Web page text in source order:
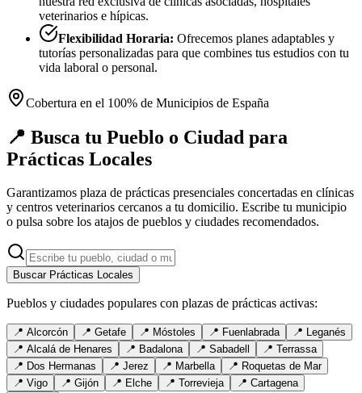
veterinarios e hípicas.
Flexibilidad Horaria: Ofrecemos planes adaptables y
tutorías personalizadas para que combines tus estudios con tu
vida laboral o personal.
Cobertura en el 100% de Municipios de España
📍 Busca tu Pueblo o Ciudad para
Prácticas Locales
Garantizamos plaza de prácticas presenciales concertadas en clínicas
y centros veterinarios cercanos a tu domicilio. Escribe tu municipio
o pulsa sobre los atajos de pueblos y ciudades recomendados.
Buscar Prácticas Locales
Pueblos y ciudades populares con plazas de prácticas activas:
📍 Alcorcón 📍 Getafe 📍 Móstoles 📍 Fuenlabrada 📍 Leganés
📍 Alcalá de Henares 📍 Badalona 📍 Sabadell 📍 Terrassa
📍 Dos Hermanas 📍 Jerez 📍 Marbella 📍 Roquetas de Mar
📍 Vigo 📍 Gijón 📍 Elche 📍 Torrevieja 📍 Cartagena